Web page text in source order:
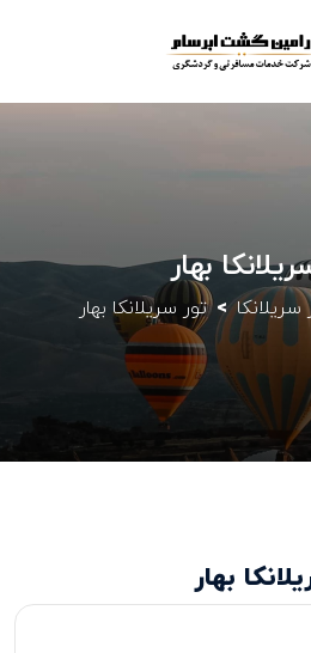
بهار
سریلانکا تور سریلانکا بهار
بهار